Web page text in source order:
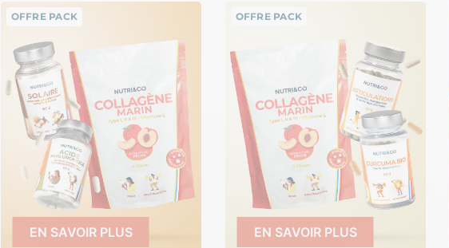
EN SAVOIR PLUS
OFFRE PACK
EN SAVOIR PLUS
OFFRE PACK